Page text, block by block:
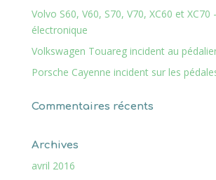
Volvo S60, V60, S70, V70, XC60 et XC70
électronique
Volkswagen Touareg incident au
Porsche Cayenne incident sur les
Commentaires récents
Archives
avril 2016